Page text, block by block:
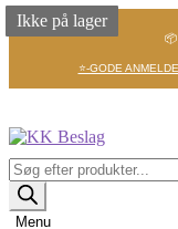
📦
⭐-GODE
Spring
til
navigation
Spring
til
indhold
Products
search
Menu
Ikke på lager
Ikke på lager
Ikke på lager